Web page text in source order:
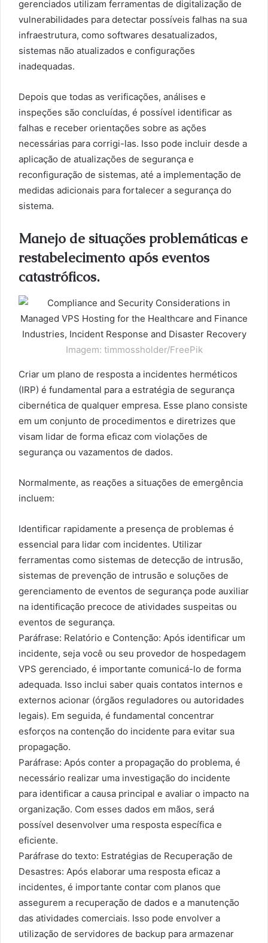
gerenciados utilizam ferramentas de digitalização de
vulnerabilidades para detectar possíveis falhas na sua
infraestrutura, como softwares desatualizados,
sistemas não atualizados e configurações
inadequadas.
Depois que todas as verificações, análises e
inspeções são concluídas, é possível identificar as
falhas e receber orientações sobre as ações
necessárias para corrigi-las. Isso pode incluir desde a
aplicação de atualizações de segurança e
reconfiguração de sistemas, até a implementação de
medidas adicionais para fortalecer a segurança do
sistema.
Manejo de situações problemáticas e
restabelecimento após eventos
catastróficos.
Imagem: timmossholder/FreePik
Criar um plano de resposta a incidentes herméticos
(IRP) é fundamental para a estratégia de segurança
cibernética de qualquer empresa. Esse plano consiste
em um conjunto de procedimentos e diretrizes que
visam lidar de forma eficaz com violações de
segurança ou vazamentos de dados.
Normalmente, as reações a situações de emergência
incluem:
Identificar rapidamente a presença de problemas é
essencial para lidar com incidentes. Utilizar
ferramentas como sistemas de detecção de intrusão,
sistemas de prevenção de intrusão e soluções de
gerenciamento de eventos de segurança pode auxiliar
na identificação precoce de atividades suspeitas ou
eventos de segurança.
Paráfrase: Relatório e Contenção: Após identificar um
incidente, seja você ou seu provedor de hospedagem
VPS gerenciado, é importante comunicá-lo de forma
adequada. Isso inclui saber quais contatos internos e
externos acionar (órgãos reguladores ou autoridades
legais). Em seguida, é fundamental concentrar
esforços na contenção do incidente para evitar sua
propagação.
Paráfrase: Após conter a propagação do problema, é
necessário realizar uma investigação do incidente
para identificar a causa principal e avaliar o impacto na
organização. Com esses dados em mãos, será
possível desenvolver uma resposta específica e
eficiente.
Paráfrase do texto: Estratégias de Recuperação de
Desastres: Após elaborar uma resposta eficaz a
incidentes, é importante contar com planos que
assegurem a recuperação de dados e a manutenção
das atividades comerciais. Isso pode envolver a
utilização de servidores de backup para armazenar